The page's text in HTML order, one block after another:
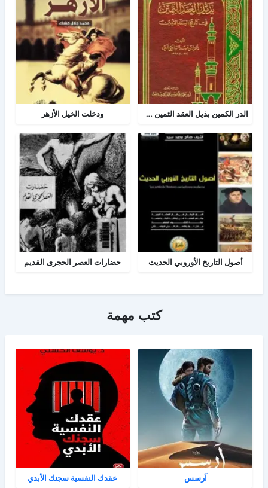
الدر الكمين بذيل العقد الثمين في تاريخ البلد الأمين ودخلت الخيل الأزهر
أصول التاريخ الأوروبي الحديث حضارات العصر الحجرى القديم
كتب مهمة
آرسس عقدك النفسية سجنك الأبدي